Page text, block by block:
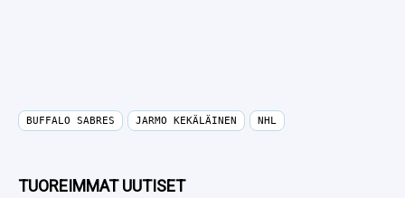
BUFFALO SABRES JARMO KEKÄLÄINEN NHL
TUOREIMMAT UUTISET